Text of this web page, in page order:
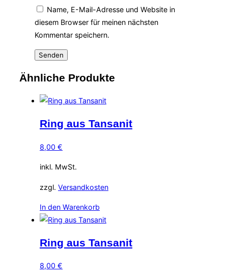
Name, E-Mail-Adresse und Website in
diesem Browser für meinen nächsten
Kommentar speichern.
Ähnliche Produkte
Ring aus Tansanit
8,00 €
inkl. MwSt.
zzgl. Versandkosten
In den Warenkorb
Ring aus Tansanit
8,00 €